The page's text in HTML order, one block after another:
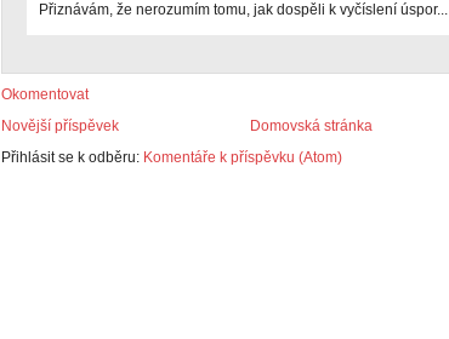
Přiznávám, že nerozumím tomu, jak dospěli k vyčíslení úspor...
Okomentovat
Novější příspěvek
Domovská stránka
Přihlásit se k odběru: Komentáře k příspěvku (Atom)